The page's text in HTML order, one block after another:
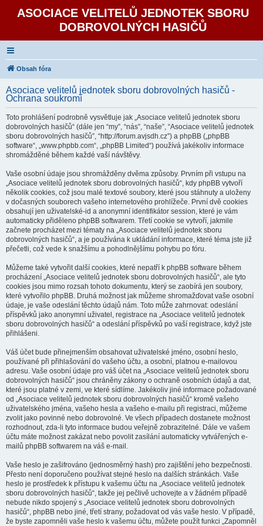
ASOCIACE VELITELŮ JEDNOTEK SBORU
DOBROVOLNÝCH HASIČŮ
Obsah fóra
Asociace velitelů jednotek sboru dobrovolných hasičů -
Ochrana soukromí
Toto prohlášení podrobně vysvětluje jak „Asociace velitelů jednotek sboru
dobrovolných hasičů“ (dále jen “my”, “nás”, “naše”, “Asociace velitelů jednotek
sboru dobrovolných hasičů”, “http://forum.avjsdh.cz”) a phpBB („phpBB
software“, „www.phpbb.com“, „phpBB Limited“) používá jakékoliv informace
shromážděné během každé vaší návštěvy.
Vaše osobní údaje jsou shromážděny dvěma způsoby. Prvním při vstupu na
„Asociace velitelů jednotek sboru dobrovolných hasičů“, kdy phpBB vytvoří
několik cookies, což jsou malé textové soubory, které jsou stáhnuty a uloženy
v dočasných souborech vašeho internetového prohlížeče. První dvě cookies
obsahují jen uživatelské-id a anonymní identifikátor session, které je vám
automaticky přiděleno phpBB softwarem. Třetí cookie se vytvoří, jakmile
začnete procházet mezi tématy na „Asociace velitelů jednotek sboru
dobrovolných hasičů“, a je používána k ukládání informace, které téma jste již
přečetli, což vede k snažšímu a pohodlnějšímu pohybu po fóru.
Můžeme také vytvořit další cookies, které nepatří k phpBB software během
procházení „Asociace velitelů jednotek sboru dobrovolných hasičů“, ale tyto
cookies jsou mimo rozsah tohoto dokumentu, který se zaobírá jen soubory,
které vytvořilo phpBB. Druhá možnost jak můžeme shromažďovat vaše osobní
údaje, je vaše odeslání těchto údajů nám. Toto může zahrnovat: odeslání
příspěvků jako anonymní uživatel, registrace na „Asociace velitelů jednotek
sboru dobrovolných hasičů“ a odeslání příspěvků po vaší registrace, když jste
přihlášeni.
Váš účet bude přinejmenším obsahovat uživatelské jméno, osobní heslo,
používané při přihlašování do vašeho účtu, a osobní, platnou e-mailovou
adresu. Vaše osobní údaje pro váš účet na „Asociace velitelů jednotek sboru
dobrovolných hasičů“ jsou chráněny zákony o ochraně osobních údajů a dat,
které jsou platné v zemi, ve které sídlíme. Jakékoliv jiné informace požadované
od „Asociace velitelů jednotek sboru dobrovolných hasičů“ kromě vašeho
uživatelského jména, vašeho hesla a vašeho e-mailu při registraci, můžeme
zvolit jako povinné nebo dobrovolné. Ve všech případech dostanete možnost
rozhodnout, zda-li tyto informace budou veřejně zobrazitelné. Dále ve vašem
účtu máte možnost zakázat nebo povolit zasílání automaticky vytvářených e-
mailů phpBB softwarem na váš e-mail.
Vaše heslo je zašifrováno (jednosměrný hash) pro zajištění jeho bezpečnosti.
Přesto není doporučeno používat stejné heslo na dalších stránkách. Vaše
heslo je prostředek k přístupu k vašemu účtu na „Asociace velitelů jednotek
sboru dobrovolných hasičů“, takže jej pečlivě uchovejte a v žádném případě
nebude nikdo spojený s „Asociace velitelů jednotek sboru dobrovolných
hasičů“, phpBB nebo jiné, třetí strany, požadovat od vás vaše heslo. V případě,
že byste zapomněli vaše heslo k vašemu účtu, můžete použít funkci „Zapomněl